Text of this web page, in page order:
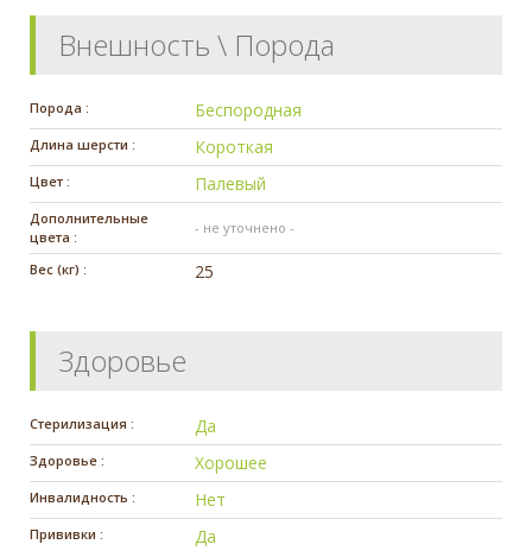
Внешность \ Порода
Порода : Беспородная
Длина шерсти : Короткая
Цвет : Палевый
Дополнительные
цвета :
- не уточнено -
Вес (кг) : 25
Здоровье
Стерилизация : Да
Здоровье : Хорошее
Инвалидность : Нет
Прививки : Да